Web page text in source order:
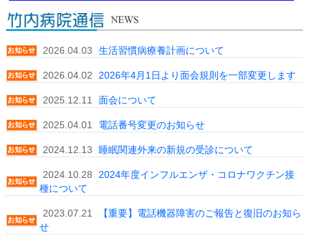
2026.04.03 生活習慣病療養計画について
2026.04.02 2026年4月1日より面会規則を一部変更します
2025.12.11 面会について
2025.04.01 電話番号変更のお知らせ
2024.12.13 睡眠関連外来の新規の受診について
2024.10.28
2024年度インフルエンザ・コロナワクチン接
種について
2023.07.21
【重要】電話機器障害のご報告と復旧のお知ら
せ